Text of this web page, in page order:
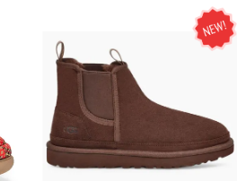
NEW